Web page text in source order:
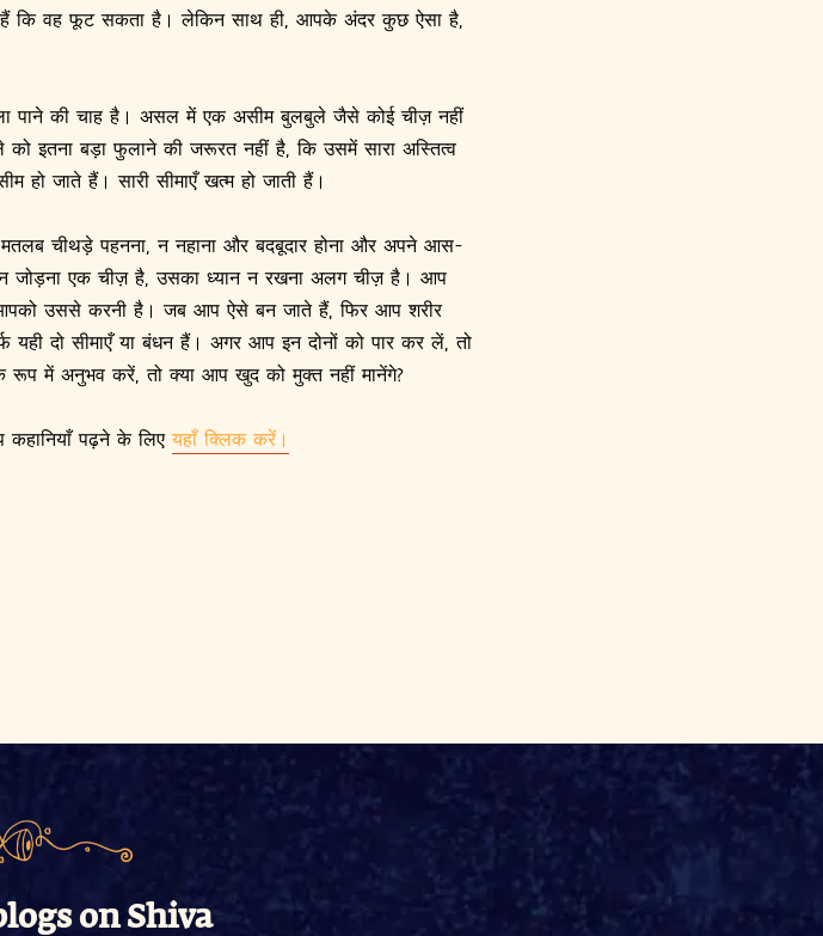
कि वह फूट सकता है। लेकिन साथ ही, आपके अंदर कुछ ऐसा है,
पाने की चाह है। असल में एक असीम बुलबुले जैसे कोई चीज़ नहीं
इतना बड़ा फुलाने की जरूरत नहीं है, कि उसमें सारा अस्तित्व
जाते हैं। सारी सीमाएँ खत्म हो जाती हैं।
चीथड़े पहनना, न नहाना और बदबूदार होना और अपने आस-
जोड़ना एक चीज़ है, उसका ध्यान न रखना अलग चीज़ है। आप
उससे करनी है। जब आप ऐसे बन जाते हैं, फिर आप शरीर
दो सीमाएँ या बंधन हैं। अगर आप इन दोनों को पार कर लें, तो
में अनुभव करें, तो क्या आप खुद को मुक्त नहीं मानेंगे?
कहानियाँ पढ़ने के लिएयहाँ क्लिक करें।
on Shiva